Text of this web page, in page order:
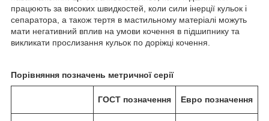
працюють за високих швидкостей, коли сили інерції кульок і
сепаратора, а також тертя в мастильному матеріалі можуть
мати негативний вплив на умови кочення в підшипнику та
викликати прослизання кульок по доріжці кочення.
Порівняння позначень метричної серії
ГОСТ позначення Евро позначення